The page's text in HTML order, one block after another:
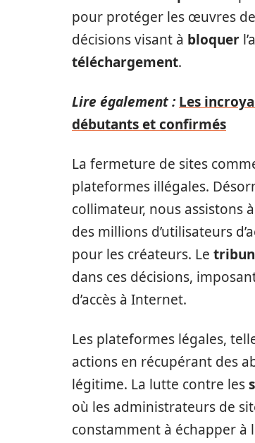
pour protéger les œuvres de
décisions visant à bloquer
téléchargement.
Lire également : Les
débutants et confirmés
La fermeture de sites
plateformes illégales.
collimateur, nous assistons
des millions d’utilisateurs
pour les créateurs. Le
dans ces décisions,
d’accès à Internet.
Les plateformes légales,
actions en récupérant des
légitime. La lutte contre les
où les administrateurs de
constamment à échapper à